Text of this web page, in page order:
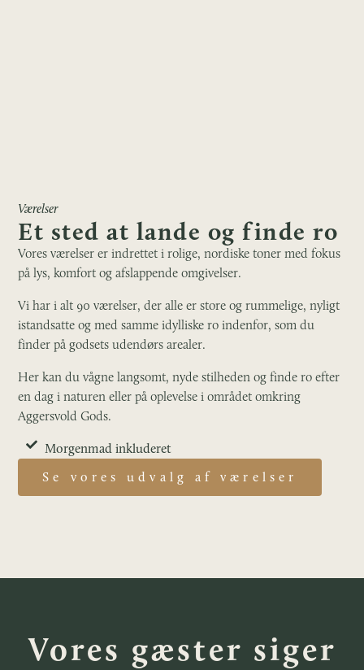
Værelser
Et sted at lande og finde ro
Vores værelser er indrettet i rolige, nordiske toner med fokus
på lys, komfort og afslappende omgivelser.
Vi har i alt 90 værelser, der alle er store og rummelige, nyligt
istandsatte og med samme idylliske ro indenfor, som du
finder på godsets udendørs arealer.
Her kan du vågne langsomt, nyde stilheden og finde ro efter
en dag i naturen eller på oplevelse i området omkring
Aggersvold Gods.
Morgenmad inkluderet
Se vores udvalg af værelser
Vores gæster siger